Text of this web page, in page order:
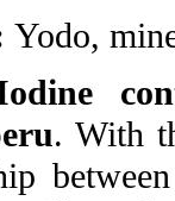
Yodo,
. With